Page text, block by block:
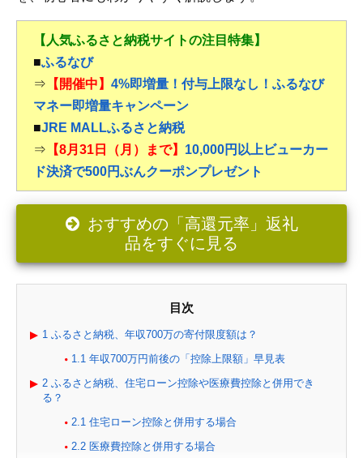
【人気ふるさと納税サイトの注目特集】
■ふるなび
⇒ 【開催中】 4%即増量！付与上限なし！ふるなび
マネー即増量キャンペーン
■JRE MALLふるさと納税
⇒ 【8月31日（月）まで】 10,000円以上ビューカー
ド決済で500円ぶんクーポンプレゼント
おすすめの「高還元率」返礼
品をすぐに見る
目次
1 ふるさと納税、年収700万の寄付限度額は？
1.1 年収700万円前後の「控除上限額」早見表
2 ふるさと納税、住宅ローン控除や医療費控除と併用でき
る？
2.1 住宅ローン控除と併用する場合
2.2 医療費控除と併用する場合